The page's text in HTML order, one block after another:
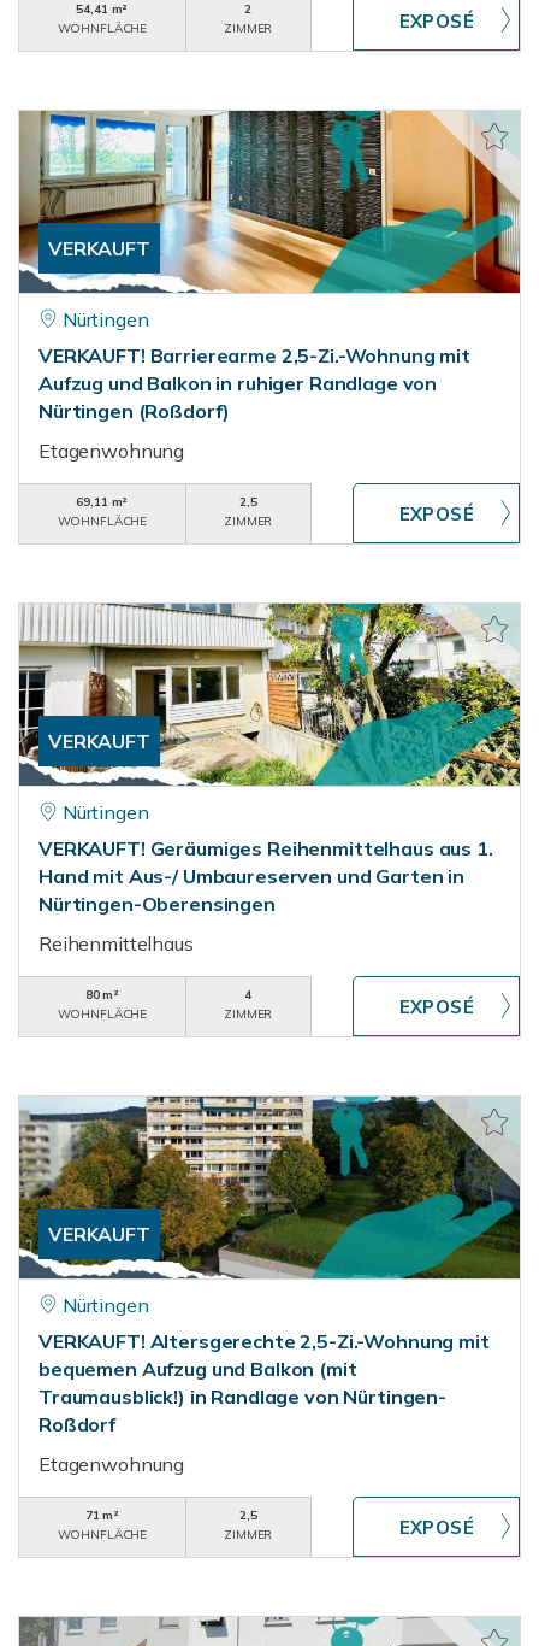
54,41 m²
WOHNFLÄCHE
2
ZIMMER
VERKAUFT
Nürtingen
VERKAUFT! Barrierearme 2,5-Zi.-Wohnung mit
Aufzug und Balkon in ruhiger Randlage von
Nürtingen (Roßdorf)
Etagenwohnung
69,11 m²
WOHNFLÄCHE
2,5
ZIMMER
VERKAUFT
Nürtingen
VERKAUFT! Geräumiges Reihenmittelhaus aus 1.
Hand mit Aus-/ Umbaureserven und Garten in
Nürtingen-Oberensingen
Reihenmittelhaus
80 m²
WOHNFLÄCHE
4
ZIMMER
VERKAUFT
Nürtingen
VERKAUFT! Altersgerechte 2,5-Zi.-Wohnung mit
bequemen Aufzug und Balkon (mit
Traumausblick!) in Randlage von Nürtingen-
Roßdorf
Etagenwohnung
71 m²
WOHNFLÄCHE
2,5
ZIMMER